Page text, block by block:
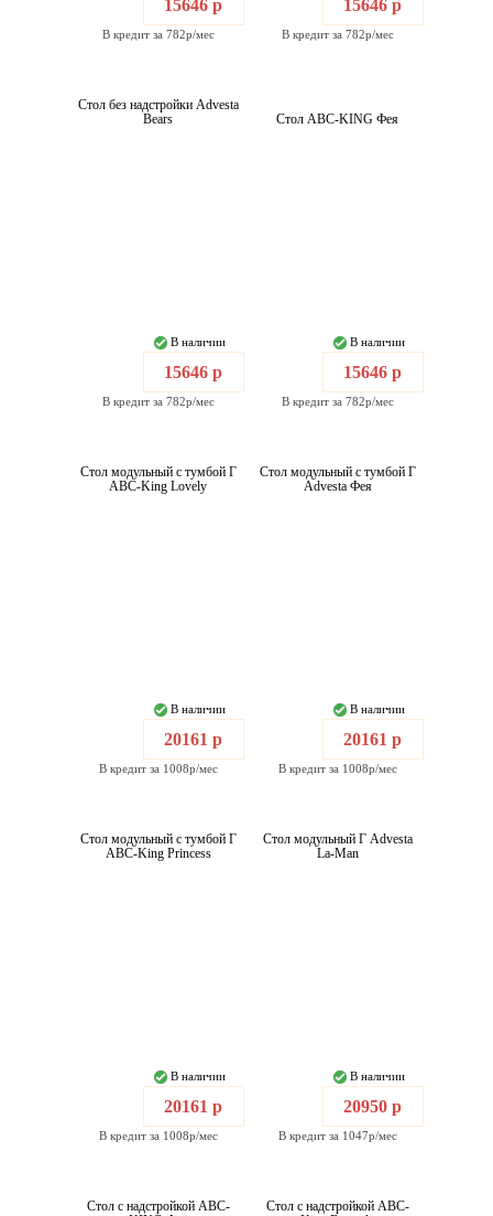
15646 р
В кредит за 782р/мес
15646 р
В кредит за 782р/мес
Стол без надстройки Advesta
Bears
В наличии
15646 р
В кредит за 782р/мес
Стол ABC-KING Фея
В наличии
15646 р
В кредит за 782р/мес
Стол модульный с тумбой Г
ABC-King Lovely
В наличии
20161 р
В кредит за 1008р/мес
Стол модульный с тумбой Г
Advesta Фея
В наличии
20161 р
В кредит за 1008р/мес
Стол модульный с тумбой Г
ABC-King Princess
В наличии
20161 р
В кредит за 1008р/мес
Стол модульный Г Advesta
La-Man
В наличии
20950 р
В кредит за 1047р/мес
Стол с надстройкой ABC-
Стол с надстройкой ABC-